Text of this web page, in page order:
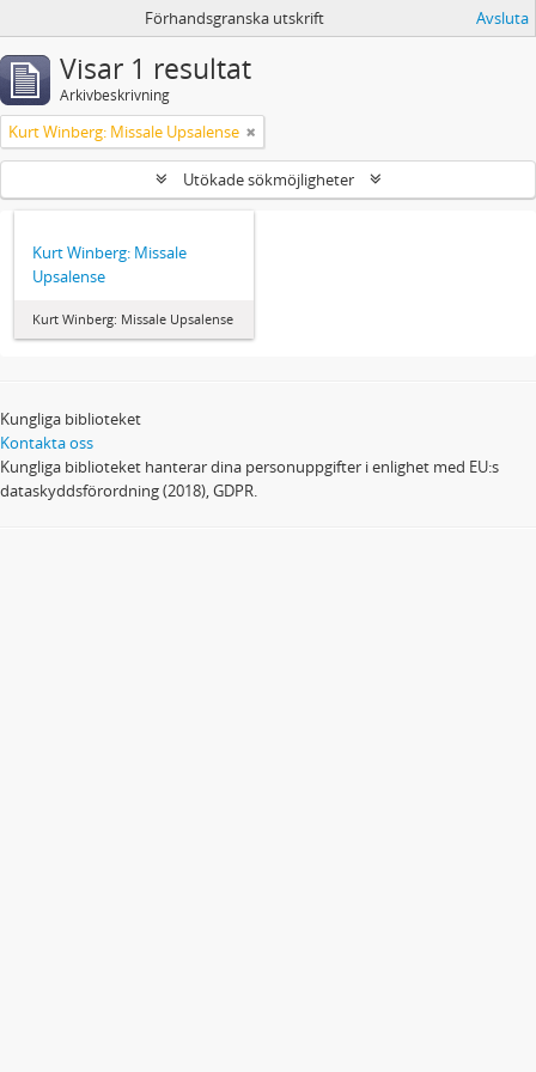
Förhandsgranska utskrift Avsluta
Visar 1 resultat
Arkivbeskrivning
Kurt Winberg: Missale Upsalense
Utökade sökmöjligheter
Kurt Winberg: Missale
Upsalense
Kurt Winberg: Missale Upsalense
Kungliga biblioteket
Kontakta oss
Kungliga biblioteket hanterar dina personuppgifter i enlighet med EU:s
dataskyddsförordning (2018), GDPR.